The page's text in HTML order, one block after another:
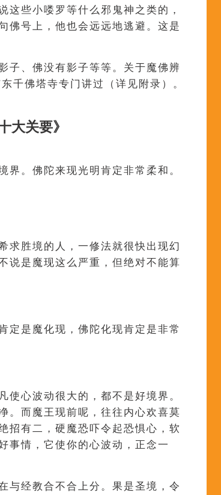
这些小喽罗等什么邪鬼神之类的，
佛号上，他也会远远地逃避。这是
子、佛没有影子等等。关于魔佛辨
千佛塔寺专门讲过（详见附录）。
大关要》
界。佛陀来现光明肯定非常柔和。
求胜境的人，一修法就很快出现幻
说是魔现这么严重，但绝对不能算
定是魔化现，佛陀化现肯定是非常
使心波动很大的，都不是好境界。
。而魔王现前呢，往往内心欢喜莫
招有二，硬魔恐吓令起恐惧心，软
事情，它使你的心波动，正念一
与经教合不合上分。果是圣境，令